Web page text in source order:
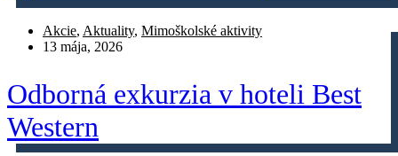
Akcie, Aktuality, Mimoškolské aktivity
13 mája, 2026
Odborná exkurzia v hoteli Best
Western